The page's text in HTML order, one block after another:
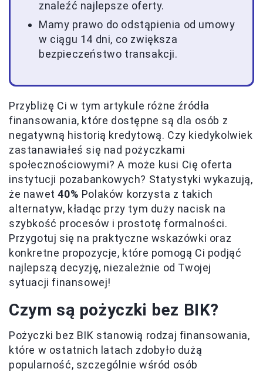
znaleźć najlepsze oferty.
Mamy prawo do odstąpienia od umowy
w ciągu 14 dni, co zwiększa
bezpieczeństwo transakcji.
Przybliżę Ci w tym artykule różne źródła
finansowania, które dostępne są dla osób z
negatywną historią kredytową. Czy kiedykolwiek
zastanawiałeś się nad pożyczkami
społecznościowymi? A może kusi Cię oferta
instytucji pozabankowych? Statystyki wykazują,
że nawet40% Polaków korzysta z takich
alternatyw, kładąc przy tym duży nacisk na
szybkość procesów i prostotę formalności.
Przygotuj się na praktyczne wskazówki oraz
konkretne propozycje, które pomogą Ci podjąć
najlepszą decyzję, niezależnie od Twojej
sytuacji finansowej!
Czym są pożyczki bez BIK?
Pożyczki bez BIK stanowią rodzaj finansowania,
które w ostatnich latach zdobyło dużą
popularność, szczególnie wśród osób